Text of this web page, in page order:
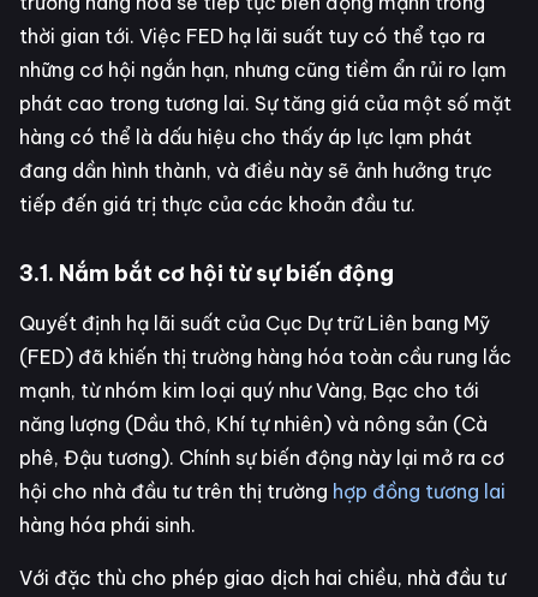
thời gian tới. Việc FED hạ lãi suất tuy có thể tạo ra
những cơ hội ngắn hạn, nhưng cũng tiềm ẩn rủi ro lạm
phát cao trong tương lai. Sự tăng giá của một số mặt
hàng có thể là dấu hiệu cho thấy áp lực lạm phát
đang dần hình thành, và điều này sẽ ảnh hưởng trực
tiếp đến giá trị thực của các khoản đầu tư.
3.1. Nắm bắt cơ hội từ sự biến động
Quyết định hạ lãi suất của Cục Dự trữ Liên bang Mỹ
(FED) đã khiến thị trường hàng hóa toàn cầu rung lắc
mạnh, từ nhóm kim loại quý như Vàng, Bạc cho tới
năng lượng (Dầu thô, Khí tự nhiên) và nông sản (Cà
phê, Đậu tương). Chính sự biến động này lại mở ra cơ
hội cho nhà đầu tư trên thị trường hợp đồng tương lai
hàng hóa phái sinh.
Với đặc thù cho phép giao dịch hai chiều, nhà đầu tư